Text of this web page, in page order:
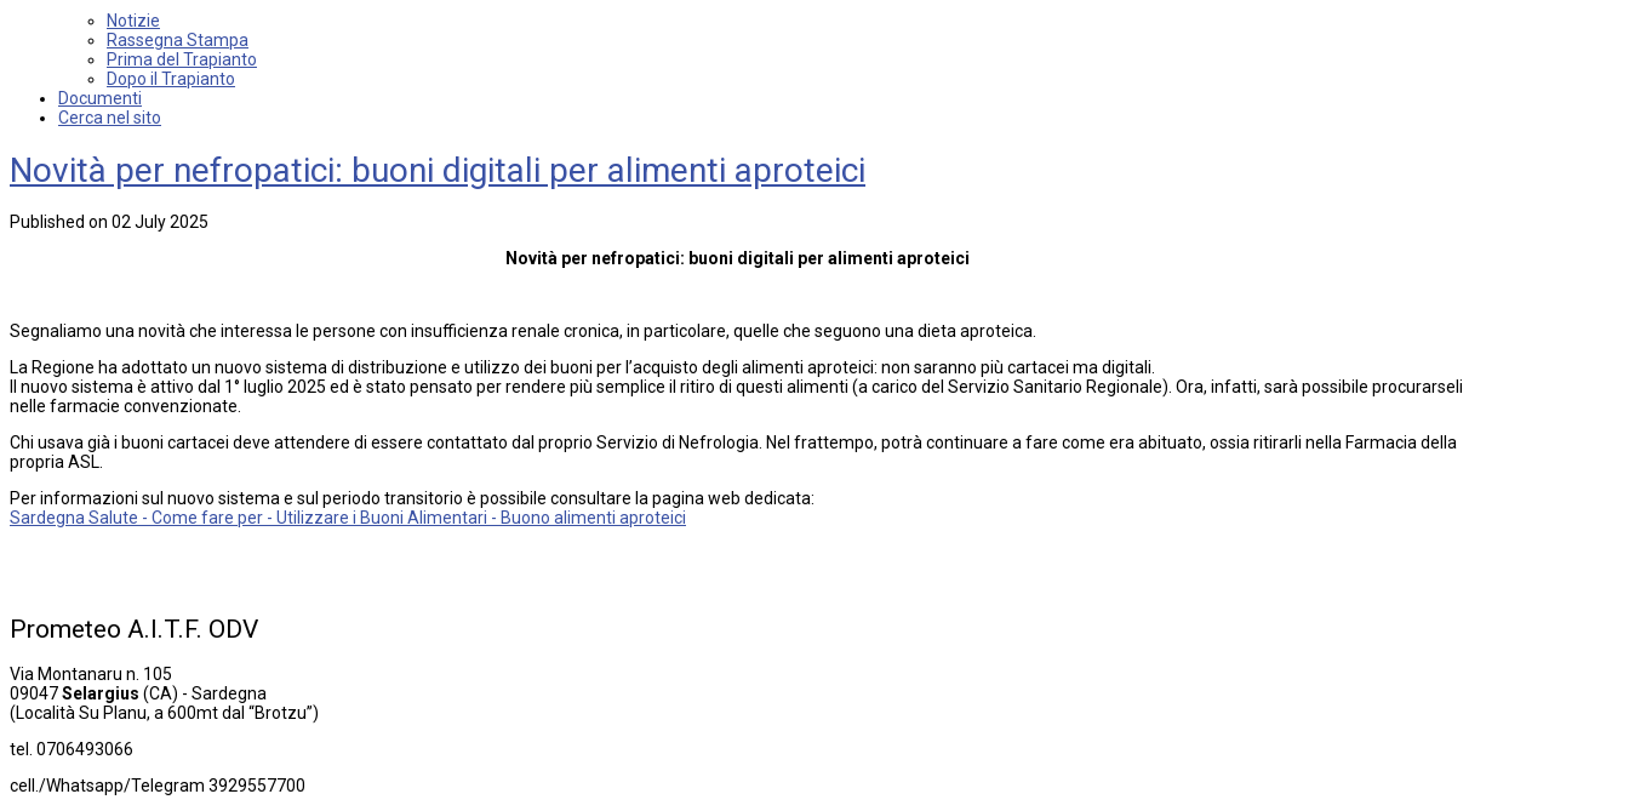
Notizie
Rassegna Stampa
Prima del Trapianto
Dopo il Trapianto
Documenti
Cerca nel sito
Novità per nefropatici: buoni digitali per alimenti aproteici
Published on 02 July 2025
Novità per nefropatici: buoni digitali per alimenti aproteici
Segnaliamo una novità che interessa le persone con insufficienza renale cronica, in particolare, quelle che seguono una dieta aproteica.
La Regione ha adottato un nuovo sistema di distribuzione e utilizzo dei buoni per l’acquisto degli alimenti aproteici: non saranno più cartacei ma digitali.
Il nuovo sistema è attivo dal 1° luglio 2025 ed è stato pensato per rendere più semplice il ritiro di questi alimenti (a carico del Servizio Sanitario Regionale). Ora, infatti, sarà possibile procurarseli
nelle farmacie convenzionate.
Chi usava già i buoni cartacei deve attendere di essere contattato dal proprio Servizio di Nefrologia. Nel frattempo, potrà continuare a fare come era abituato, ossia ritirarli nella Farmacia della
propria ASL.
Per informazioni sul nuovo sistema e sul periodo transitorio è possibile consultare la pagina web dedicata:
Sardegna Salute - Come fare per - Utilizzare i Buoni Alimentari - Buono alimenti aproteici
Prometeo A.I.T.F. ODV
Via Montanaru n. 105
09047Selargius (CA) - Sardegna
(Località Su Planu, a 600mt dal “Brotzu”)
tel. 0706493066
cell./Whatsapp/Telegram 3929557700